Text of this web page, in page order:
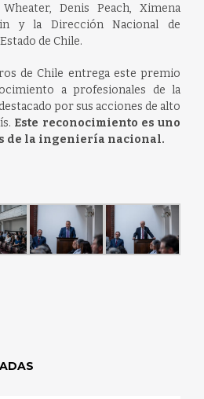
Denis Peach, Ximena
y la Dirección Nacional de
de Chile.
de Chile entrega este premio
a profesionales de la
por sus acciones de alto
Este reconocimiento es uno
de la ingeniería nacional.